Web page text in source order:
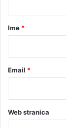
ć
rIme *
Email *
Web stranica